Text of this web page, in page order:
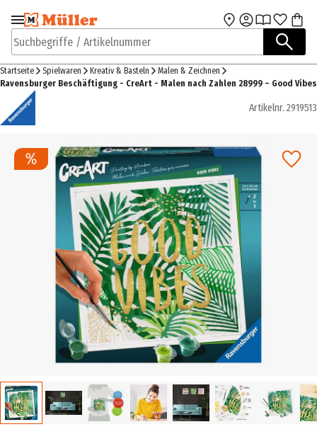
Zur Navigation
springen
Zum Hauptinhalt
Suchbegriffe / Artikelnummer
Startseite Spielwaren Kreativ & Basteln
Malen & Zeichnen
Ravensburger Beschäftigung - CreArt - Malen nach Zahlen 28999 – Good Vibes
Artikelnr. 2919513